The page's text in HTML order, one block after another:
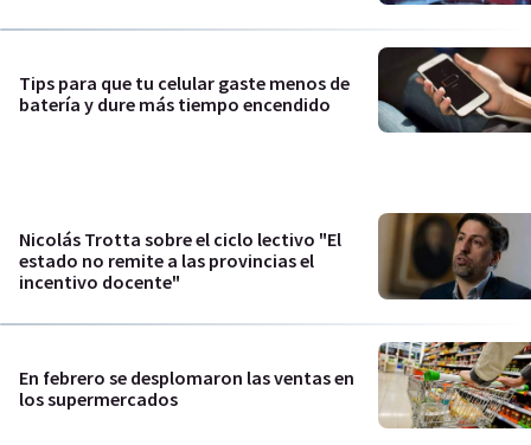
Tips para que tu celular gaste menos de
batería y dure más tiempo encendido
Nicolás Trotta sobre el ciclo lectivo "El
estado no remite a las provincias el
incentivo docente"
En febrero se desplomaron las ventas en
los supermercados